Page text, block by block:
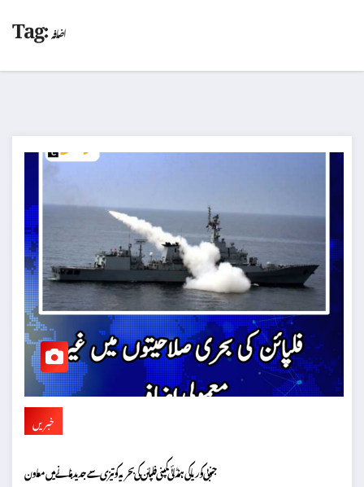
Tag:اضافہ
خبریں
جنوبی کوریا کی ہنڈائی کمپنی فلپائن کی بحریہ کو تیزی سے جدید بنانے میں معاون